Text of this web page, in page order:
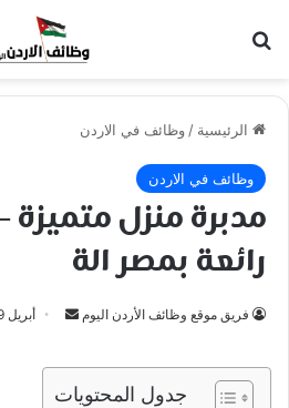
الرئيسية /وظائف في الاردن
وظائف في الاردن
مدبرة منزل
رائعة بمصر الة
فريق موقع وظائف الأردن اليوم
أرسل
إلكترونيا
أبريل 29, 2025
جدول المحتويات